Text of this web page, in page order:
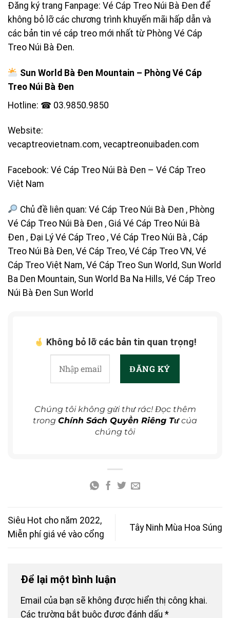
Đăng ký trang Fanpage: Vé Cáp Treo Núi Bà Đen để
không bỏ lỡ các chương trình khuyến mãi hấp dẫn và
các bản tin vé cáp treo mới nhất từ Phòng Vé Cáp
Treo Núi Bà Đen.
Sun World Bà Đen Mountain – Phòng Vé Cáp
Treo Núi Bà Đen
Hotline: ☎ 03.9850.9850
Website:
vecaptreovietnam.com, vecaptreonuibaden.com
Facebook: Vé Cáp Treo Núi Bà Đen – Vé Cáp Treo
Việt Nam
Chủ đề liên quan: Vé Cáp Treo Núi Bà Đen , Phòng
Vé Cáp Treo Núi Bà Đen , Giá Vé Cáp Treo Núi Bà
Đen , Đại Lý Vé Cáp Treo , Vé Cáp Treo Núi Bà , Cáp
Treo Núi Bà Đen, Vé Cáp Treo, Vé Cáp Treo VN, Vé
Cáp Treo Việt Nam, Vé Cáp Treo Sun World , Sun World
Ba Den Mountain, Sun World Ba Na Hills, Vé Cáp Treo
Núi Bà Đen Sun World
Không bỏ lỡ các bản tin quan trọng!
Chúng tôi không gửi thư rác! Đọc thêm
trong Chính Sách Quyền Riêng Tưcủa
chúng tôi
Siêu Hot cho năm 2022,
Miễn phí giá vé vào cổng
Tây Ninh Mùa Hoa Súng
Để lại một bình luận
Email của bạn sẽ không được hiển thị công khai.
Các trường bắt buộc được đánh dấu *